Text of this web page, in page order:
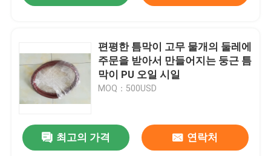
편평한 틈막이 고무 물개의 둘레에
주문을 받아서 만들어지는 둥근 틈
막이 PU 오일 시일
MOQ：500USD
최고의 가격 연락처